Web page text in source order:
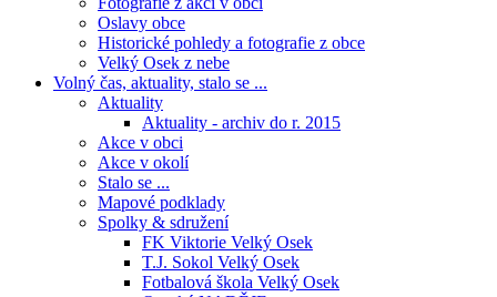
Oslavy obce
Historické pohledy a fotografie z obce
Velký Osek z nebe
Volný čas, aktuality, stalo se ...
Aktuality
Aktuality - archiv do r. 2015
Akce v obci
Akce v okolí
Stalo se ...
Mapové podklady
Spolky & sdružení
FK Viktorie Velký Osek
T.J. Sokol Velký Osek
Fotbalová škola Velký Osek